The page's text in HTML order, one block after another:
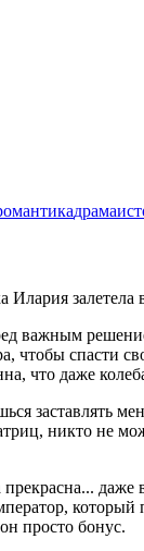
драма
Илария залетела
важным
чтобы спасти
что даже
заставлять
никто не
даже
который
просто бонус.